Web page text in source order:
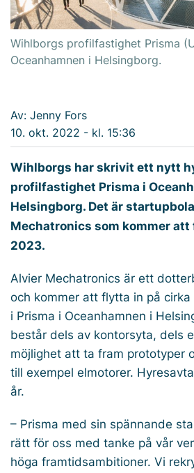
Wihlborgs profilfastighet Prisma
Oceanhamnen i Helsingborg.
Av: Jenny Fors
10. okt. 2022 - kl. 15:36
Wihlborgs har skrivit ett nytt
profilfastighet Prisma i
Helsingborg. Det är
Mechatronics som kommer
2023.
Alvier Mechatronics är ett
och kommer att flytta in på
i Prisma i Oceanhamnen i
består dels av kontorsyta, dels
möjlighet att ta fram prototyper
till exempel elmotorer.
år.
– Prisma med sin spännande
rätt för oss med tanke på vår
höga framtidsambitioner. Vi